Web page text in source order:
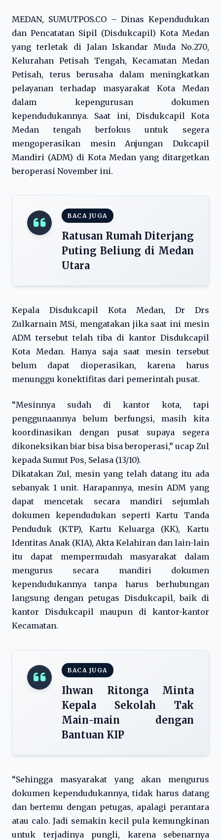
MEDAN, SUMUTPOS.CO – Dinas Kependudukan
dan Pencatatan Sipil (Disdukcapil) Kota Medan
yang terletak di Jalan Iskandar Muda No.270,
Kelurahan Petisah Tengah, Kecamatan Medan
Petisah, terus berusaha dalam meningkatkan
pelayanan terhadap masyarakat Kota Medan
dalam kepengurusan dokumen
kependudukannya. Saat ini, Disdukcapil Kota
Medan tengah berfokus untuk segera
mengoperasikan mesin Anjungan Dukcapil
Mandiri (ADM) di Kota Medan yang ditargetkan
beroperasi November ini.
BACA JUGA
Ratusan Rumah Diterjang
Puting Beliung di Medan
Utara
Kepala Disdukcapil Kota Medan, Dr Drs
Zulkarnain MSi, mengatakan jika saat ini mesin
ADM tersebut telah tiba di kantor Disdukcapil
Kota Medan. Hanya saja saat mesin tersebut
belum dapat dioperasikan, karena harus
menunggu konektifitas dari pemerintah pusat.
“Mesinnya sudah di kantor kota, tapi
penggunaannya belum berfungsi, masih kita
koordinasikan dengan pusat supaya segera
dikoneksikan biar bisa bisa beroperasi,” ucap Zul
kepada Sumut Pos, Selasa (13/10).
Dikatakan Zul, mesin yang telah datang itu ada
sebanyak 1 unit. Harapannya, mesin ADM yang
dapat mencetak secara mandiri sejumlah
dokumen kependudukan seperti Kartu Tanda
Penduduk (KTP), Kartu Keluarga (KK), Kartu
Identitas Anak (KIA), Akta Kelahiran dan lain-lain
itu dapat mempermudah masyarakat dalam
mengurus secara mandiri dokumen
kependudukannya tanpa harus berhubungan
langsung dengan petugas Disdukcapil, baik di
kantor Disdukcapil maupun di kantor-kantor
Kecamatan.
BACA JUGA
Ihwan Ritonga Minta
Kepala Sekolah Tak
Main-main dengan
Bantuan KIP
“Sehingga masyarakat yang akan mengurus
dokumen kependudukannya, tidak harus datang
dan bertemu dengan petugas, apalagi perantara
atau calo. Jadi semakin kecil pula kemungkinan
untuk terjadinya pungli, karena sebenarnya